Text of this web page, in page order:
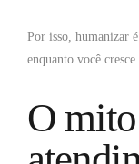
Por isso, humanizar
enquanto você cresce.
O